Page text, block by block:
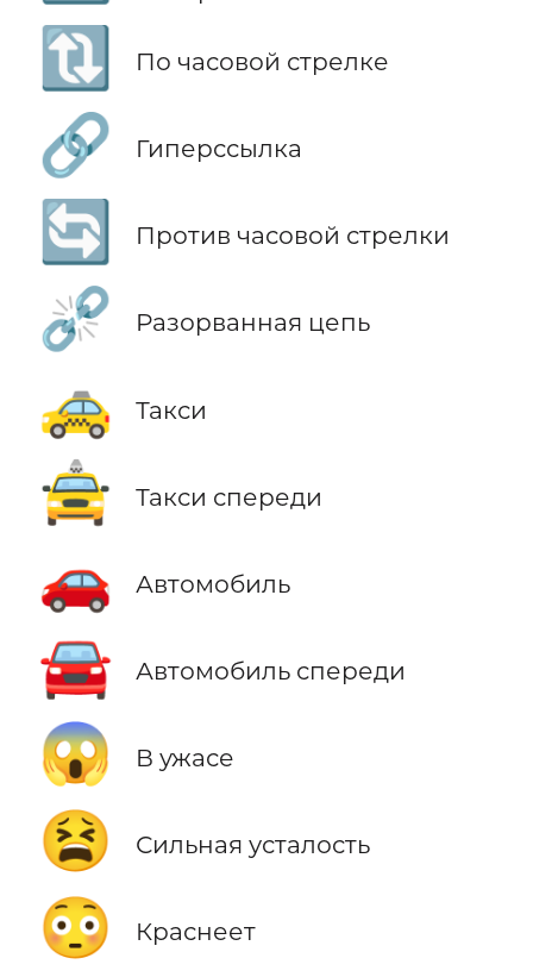
🔃 По часовой стрелке
🔗 Гиперссылка
🔄 Против часовой стрелки
⛓️‍💥 Разорванная цепь
🚕 Такси
🚖 Такси спереди
🚗 Автомобиль
🚘 Автомобиль спереди
😱 В ужасе
😫 Сильная усталость
😳 Краснеет